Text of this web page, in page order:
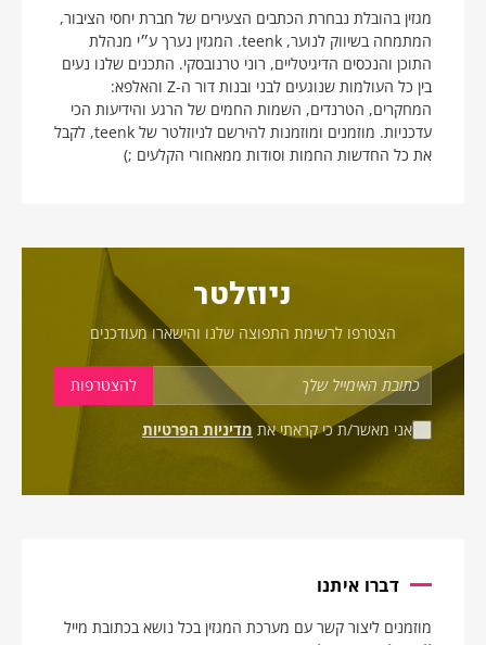
מגזין בהובלת נבחרת הכתבים הצעירים של חברת יחסי הציבור,
המתמחה בשיווק לנוער, teenk. המגזין נערך ע״י מנהלת
התוכן והנכסים הדיגיטליים, רוני טרנובסקי. התכנים שלנו נעים
בין כל העולמות שנוגעים לבני ובנות דור ה-Z והאלפא:
המחקרים, הטרנדים, השמות החמים של הרגע והידיעות הכי
עדכניות. מוזמנים ומוזמנות להירשם לניוזלטר של teenk, לקבל
את כל החדשות החמות וסודות ממאחורי הקלעים ;)
ניוזלטר
הצטרפו לרשימת התפוצה שלנו והישארו מעודכנים
אני מאשר/ת כי קראתי את מדיניות הפרטיות
דברו איתנו
מוזמנים ליצור קשר עם מערכת המגזין בכל נושא בכתובת מייל